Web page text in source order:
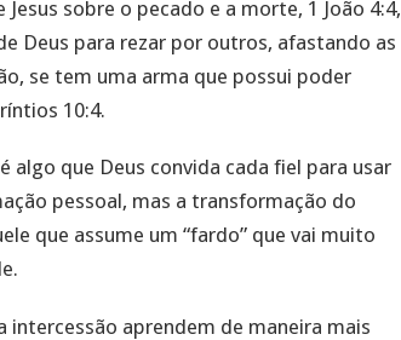
sobre o pecado e a morte, 1 João 4:4,
Deus para rezar por outros, afastando as
se tem uma arma que possui poder
10:4.
algo que Deus convida cada fiel para usar
pessoal, mas a transformação do
que assume um “fardo” que vai muito
intercessão aprendem de maneira mais